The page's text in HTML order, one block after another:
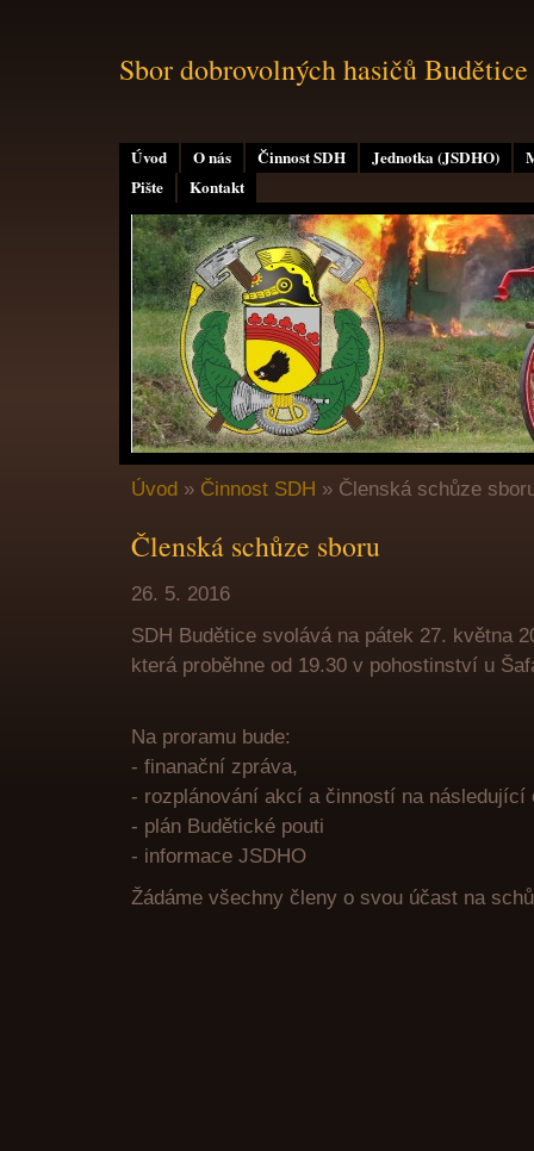
Úvod O nás Činnost SDH Jednotka (JSDHO)
Pište
Kontakt
Sbor dobrovolných hasičů Budětice
Úvod » Činnost SDH » Členská schůze
Členská schůze sboru
26. 5. 2016
SDH Budětice svolává na pátek 27. května
která proběhne od 19.30 v pohostinství u
Na proramu bude:
- finanační zpráva,
- rozplánování akcí a činností na následující
- plán Budětické pouti
- informace JSDHO
Žádáme všechny členy o svou účast na